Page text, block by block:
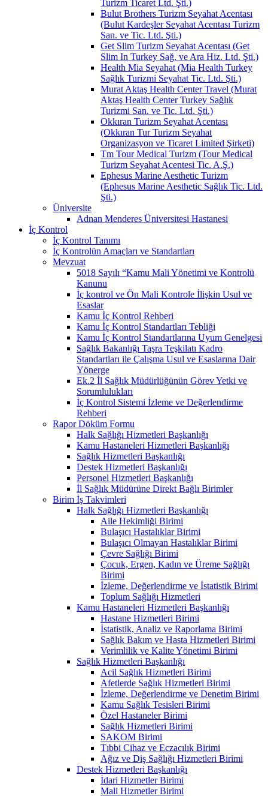
Turizm Ticaret Ltd. Şti.)
Bulut Brothers Turizm Seyahat Acentası
(Bulut Kardeşler Seyahat Acentası Turizm
San. ve Tic. Ltd. Şti.)
Get Slim Turizm Seyahat Acentası (Get
Slim In Turkey Sağ. ve Ara Hiz. Ltd. Şti.)
Health Mia Seyahat (Mia Health Turkey
Sağlık Turizmi Seyahat Tic. Ltd. Şti.)
Murat Aktaş Health Center Travel (Murat
Aktaş Health Center Turkey Sağlık
Turizmi San. ve Tic. Ltd. Şti.)
Okkıran Turizm Seyahat Acentası
(Okkıran Tur Turizm Seyahat
Organizasyon ve Ticaret Limited Şirketi)
Tm Tour Medical Turizm (Tour Medical
Turizm Seyahat Acentesi Tic. A.Ş.)
Ephesus Marine Aesthetic Turizm
(Ephesus Marine Aesthetic Sağlık Tic. Ltd.
Şti.)
Üniversite
Adnan Menderes Üniversitesi Hastanesi
İç Kontrol
İç Kontrol Tanımı
İç Kontrolün Amaçları ve Standartları
Mevzuat
5018 Sayılı “Kamu Mali Yönetimi ve Kontrolü
Kanunu
İç kontrol ve Ön Mali Kontrole İlişkin Usul ve
Esaslar
Kamu İç Kontrol Rehberi
Kamu İç Kontrol Standartları Tebliği
Kamu İç Kontrol Standartlarına Uyum Genelgesi
Sağlık Bakanlığı Taşra Teşkilatı Kadro
Standartları ile Çalışma Usul ve Esaslarına Dair
Yönerge
Ek.2 İl Sağlık Müdürlüğünün Görev Yetki ve
Sorumlulukları
İç Kontrol Sistemi İzleme ve Değerlendirme
Rehberi
Rapor Döküm Formu
Halk Sağlığı Hizmetleri Başkanlığı
Kamu Hastaneleri Hizmetleri Başkanlığı
Sağlık Hizmetleri Başkanlığı
Destek Hizmetleri Başkanlığı
Personel Hizmetleri Başkanlığı
İl Sağlık Müdürüne Direkt Bağlı Birimler
Birim İş Takvimleri
Halk Sağlığı Hizmetleri Başkanlığı
Aile Hekimliği Birimi
Bulaşıcı Hastalıklar Birimi
Bulaşıcı Olmayan Hastalıklar Birimi
Çevre Sağlığı Birimi
Çocuk, Ergen, Kadın ve Üreme Sağlığı
Birimi
İzleme, Değerlendirme ve İstatistik Birimi
Toplum Sağlığı Hizmetleri
Kamu Hastaneleri Hizmetleri Başkanlığı
Hastane Hizmetleri Birimi
İstatistik, Analiz ve Raporlama Birimi
Sağlık Bakım ve Hasta Hizmetleri Birimi
Verimlilik ve Kalite Yönetimi Birimi
Sağlık Hizmetleri Başkanlığı
Acil Sağlık Hizmetleri Birimi
Afetlerde Sağlık Hizmetleri Birimi
İzleme, Değerlendirme ve Denetim Birimi
Kamu Sağlık Tesisleri Birimi
Özel Hastaneler Birimi
Sağlık Hizmetleri Birimi
SAKOM Birimi
Tıbbi Cihaz ve Eczacılık Birimi
Ağız ve Diş Sağlığı Hizmetleri Birimi
Destek Hizmetleri Başkanlığı
İdari Hizmetler Birimi
Mali Hizmetler Birimi